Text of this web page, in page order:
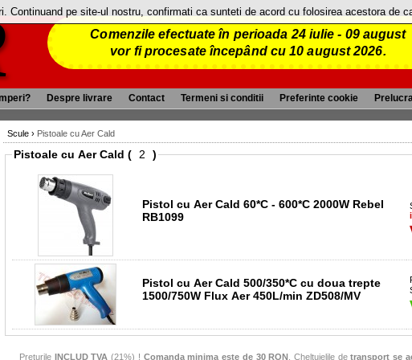
Comenzile efectuate în perioada 24 iulie - 09 august
vor fi procesate începând cu 10 august 2026.
Despre livrare Contact Termeni si conditii Preferinte cookie
Scule › Pistoale cu Aer Cald
Pistoale cu Aer Cald ( )
Pistol cu Aer Cald 60*C - 600*C 2000W Rebel
RB1099
Pistol cu Aer Cald 500/350*C cu doua trepte
1500/750W Flux Aer 450L/min ZD508/MV
Preturile INCLUD TVA (21%) ! Comanda minima este de 30 RON . Cheltuielile detransport se
Continuand pe site-ul nostru, confirmati ca sunteti de acord cu folosirea acestora de